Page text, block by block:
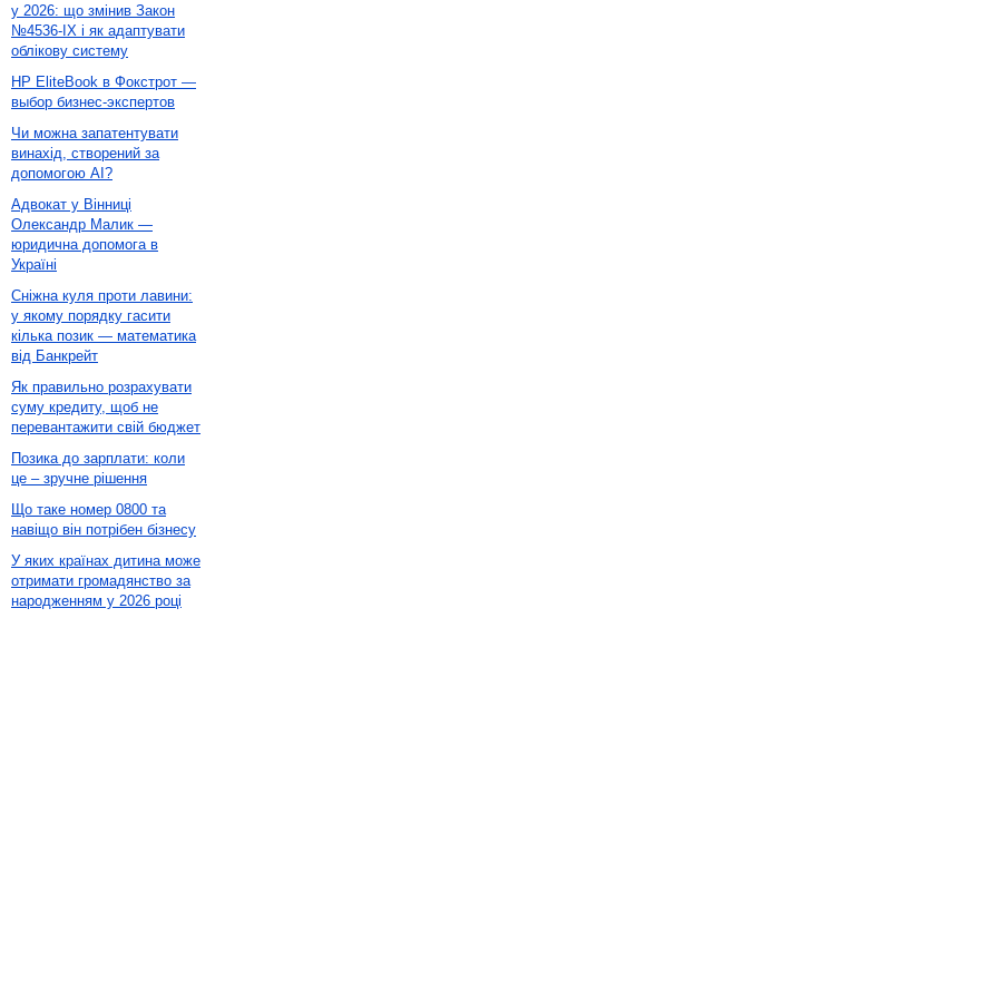
у 2026: що змінив Закон
№4536-IX і як адаптувати
облікову систему
HP EliteBook в Фокстрот —
выбор бизнес-экспертов
Чи можна запатентувати
винахід, створений за
допомогою AI?
Адвокат у Вінниці
Олександр Малик —
юридична допомога в
Україні
Сніжна куля проти лавини:
у якому порядку гасити
кілька позик — математика
від Банкрейт
Як правильно розрахувати
суму кредиту, щоб не
перевантажити свій бюджет
Позика до зарплати: коли
це – зручне рішення
Що таке номер 0800 та
навіщо він потрібен бізнесу
У яких країнах дитина може
отримати громадянство за
народженням у 2026 році